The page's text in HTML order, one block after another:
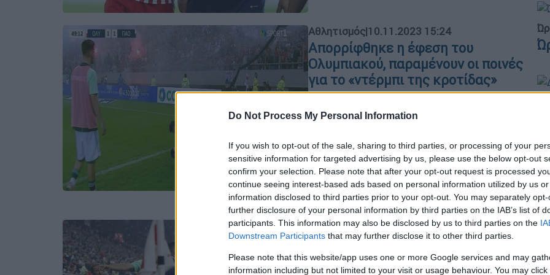
Do Not Process My Personal Information
If you wish to opt-out of the sale, sharing to third parties, or processing of your
sensitive information for targeted advertising by us, please use the below opt-out
confirm your selection. Please note that after your opt-out request is processed
continue seeing interest-based ads based on personal information utilized by us
information disclosed to third parties prior to your opt-out. You may separately
further disclosure of your personal information by third parties on the IAB’s list of
participants. This information may also be disclosed by us to third parties on the
Downstream Participants that may further disclose it to other third parties.
Please note that this website/app uses one or more Google services and may
information including but not limited to your visit or usage behaviour. You may
Αθλητισμός|10.11.2023 15:24
Απορρίφθηκε η έφεση του
Ολυμπιακού, παραμένουν οι ποινές
για το «ντέρμπι της κροτίδας»
αποφάσισε τη διατήρηση των ποινών
Παναθηναϊκό το οποίο διεκόπη λόγω
της κροτίδας που προκάλεσε
πρόβλημα τραυματισμού στον
Χουάνκαρ
Αθλητισμός|07.11.2023 16:20